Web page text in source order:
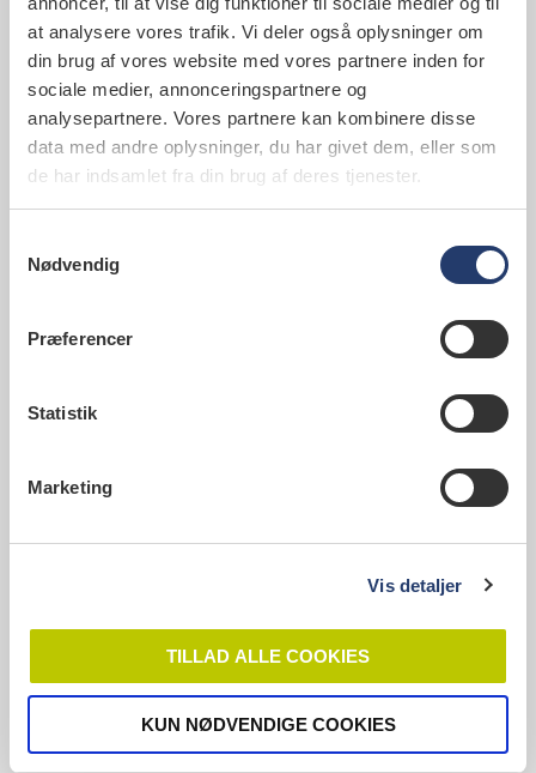
at analysere vores trafik. Vi deler også oplysninger om
din brug af vores website med vores partnere inden for
sociale medier, annonceringspartnere og
analysepartnere. Vores partnere kan kombinere disse
data med andre oplysninger, du har givet dem, eller som
de har indsamlet fra din brug af deres tjenester.
Nødvendig
Præferencer
Statistik
Marketing
Vis detaljer
TILLAD ALLE COOKIES
KUN NØDVENDIGE COOKIES
TANDLÆGEBLADET
Når om vejen bliver en styrke
perspektiver. Mød tre tandlæger, der har taget
evidensbaserede retningslinjer for endodontisk
behandling. God læsning.
Dentaljob.dk
Danmarks største jobportal for alle ansatte